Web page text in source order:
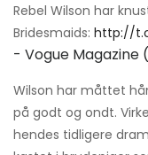
Rebel Wilson har
Bridesmaids: http://
- Vogue Magazine
Wilson har måttet
på godt og ondt.
hendes tidligere